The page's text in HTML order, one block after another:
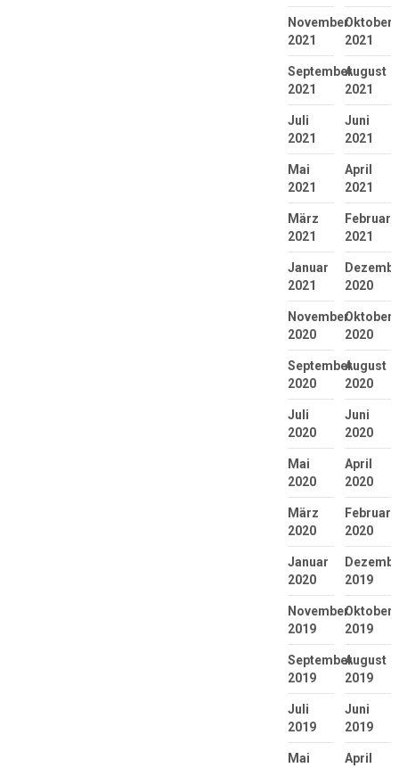
November
2021
Oktober
2021
September
2021
August
2021
Juli
2021
Juni
2021
Mai
2021
April
2021
März
2021
Februar
2021
Januar
2021
2020
November
2020
Oktober
2020
September
2020
August
2020
Juli
2020
Juni
2020
Mai
2020
April
2020
März
2020
Februar
2020
Januar
2020
2019
November
2019
Oktober
2019
September
2019
August
2019
Juli
2019
Juni
2019
Mai
April